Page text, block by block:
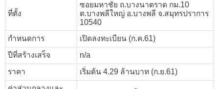
ที่ตั้ง
ซอยมหาชัย ถ.บางนาตราด กม.10
ต.บางพลีใหญ่ อ.บางพลี จ.สมุทรปราการ
10540
กำหนดการ
เปิดลงทะเบียน (ก.ค.61)
ปีที่สร้างเสร็จ
n/a
ราคา
เริ่มต้น 4.29 ล้านบาท (ก.ย.61)